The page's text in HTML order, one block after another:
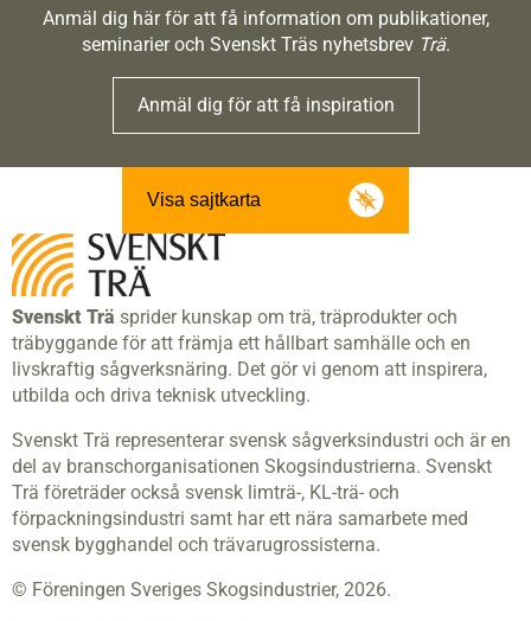
Anmäl dig här för att få information om publikationer,
seminarier och Svenskt Träs nyhetsbrev Trä.
Anmäl dig för att få inspiration
Visa sajtkarta
Svenskt Trä sprider kunskap om trä, träprodukter och
träbyggande för att främja ett hållbart samhälle och en
livskraftig sågverksnäring. Det gör vi genom att inspirera,
utbilda och driva teknisk utveckling.
Svenskt Trä representerar svensk sågverksindustri och är en
del av branschorganisationen Skogsindustrierna. Svenskt
Trä företräder också svensk limträ-, KL-trä- och
förpackningsindustri samt har ett nära samarbete med
svensk bygghandel och trävarugrossisterna.
© Föreningen Sveriges Skogsindustrier, 2026.